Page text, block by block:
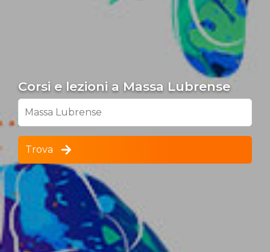
Corsi e lezioni a Massa Lubrense
Massa Lubrense
Trova